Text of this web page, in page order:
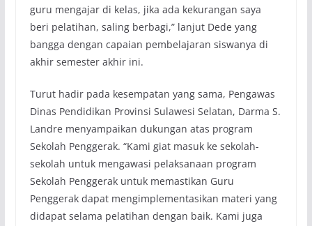
guru mengajar di kelas, jika ada kekurangan saya
beri pelatihan, saling berbagi,” lanjut Dede yang
bangga dengan capaian pembelajaran siswanya di
akhir semester akhir ini.
Turut hadir pada kesempatan yang sama, Pengawas
Dinas Pendidikan Provinsi Sulawesi Selatan, Darma S.
Landre menyampaikan dukungan atas program
Sekolah Penggerak. “Kami giat masuk ke sekolah-
sekolah untuk mengawasi pelaksanaan program
Sekolah Penggerak untuk memastikan Guru
Penggerak dapat mengimplementasikan materi yang
didapat selama pelatihan dengan baik. Kami juga